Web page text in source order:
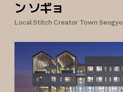
ン ソギョ
Local Stitch Creator Town Seogyo